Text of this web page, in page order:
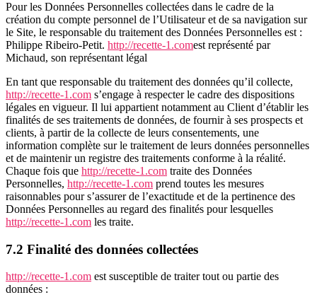
Pour les Données Personnelles collectées dans le cadre de la
création du compte personnel de l’Utilisateur et de sa navigation sur
le Site, le responsable du traitement des Données Personnelles est :
Philippe Ribeiro-Petit. http://recette-1.comest représenté par
Michaud, son représentant légal
En tant que responsable du traitement des données qu’il collecte,
http://recette-1.com s’engage à respecter le cadre des dispositions
légales en vigueur. Il lui appartient notamment au Client d’établir les
finalités de ses traitements de données, de fournir à ses prospects et
clients, à partir de la collecte de leurs consentements, une
information complète sur le traitement de leurs données personnelles
et de maintenir un registre des traitements conforme à la réalité.
Chaque fois que http://recette-1.com traite des Données
Personnelles, http://recette-1.com prend toutes les mesures
raisonnables pour s’assurer de l’exactitude et de la pertinence des
Données Personnelles au regard des finalités pour lesquelles
http://recette-1.com les traite.
7.2 Finalité des données collectées
http://recette-1.com est susceptible de traiter tout ou partie des
données :